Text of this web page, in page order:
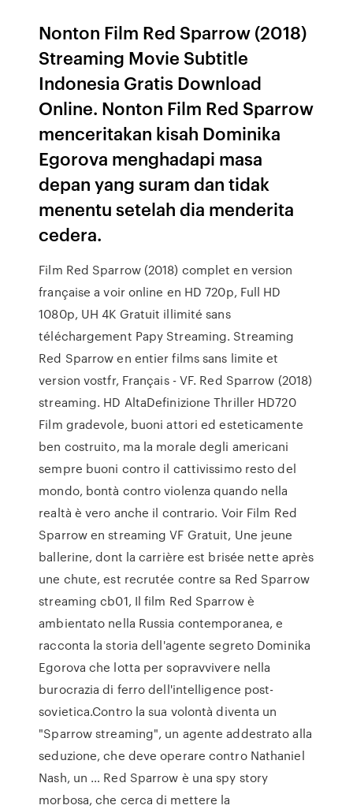
Nonton Film Red Sparrow (2018)
Streaming Movie Subtitle
Indonesia Gratis Download
Online. Nonton Film Red Sparrow
menceritakan kisah Dominika
Egorova menghadapi masa
depan yang suram dan tidak
menentu setelah dia menderita
cedera.
Film Red Sparrow (2018) complet en version
française a voir online en HD 720p, Full HD
1080p, UH 4K Gratuit illimité sans
téléchargement Papy Streaming. Streaming
Red Sparrow en entier films sans limite et
version vostfr, Français - VF. Red Sparrow (2018)
streaming. HD AltaDefinizione Thriller HD720
Film gradevole, buoni attori ed esteticamente
ben costruito, ma la morale degli americani
sempre buoni contro il cattivissimo resto del
mondo, bontà contro violenza quando nella
realtà è vero anche il contrario. Voir Film Red
Sparrow en streaming VF Gratuit, Une jeune
ballerine, dont la carrière est brisée nette après
une chute, est recrutée contre sa Red Sparrow
streaming cb01, Il film Red Sparrow è
ambientato nella Russia contemporanea, e
racconta la storia dell'agente segreto Dominika
Egorova che lotta per sopravvivere nella
burocrazia di ferro dell'intelligence post-
sovietica.Contro la sua volontà diventa un
"Sparrow streaming", un agente addestrato alla
seduzione, che deve operare contro Nathaniel
Nash, un … Red Sparrow è una spy story
morbosa, che cerca di mettere la